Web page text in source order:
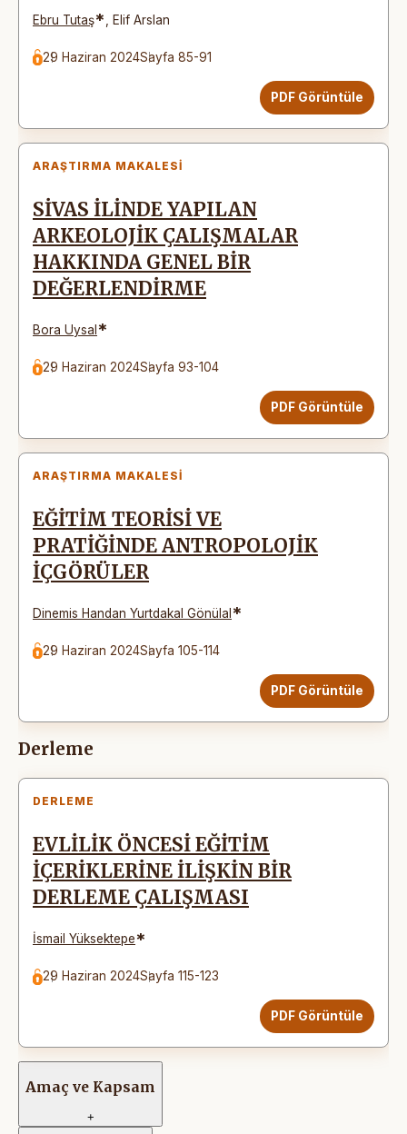
Ebru Tutaş* Elif Arslan
29 Haziran 2024Sayfa 85-91
PDF Görüntüle
ARAŞTIRMA MAKALESI
SİVAS İLİNDE YAPILAN
ARKEOLOJİK ÇALIŞMALAR
HAKKINDA GENEL BİR
DEĞERLENDİRME
Bora Uysal *
29 Haziran 2024Sayfa 93-104
PDF Görüntüle
ARAŞTIRMA MAKALESI
EĞİTİM TEORİSİ VE
PRATİĞİNDE ANTROPOLOJİK
İÇGÖRÜLER
Dinemis Handan Yurtdakal Gönülal *
29 Haziran 2024Sayfa 105-114
PDF Görüntüle
Derleme
DERLEME
EVLİLİK ÖNCESİ EĞİTİM
İÇERİKLERİNE İLİŞKİN BİR
DERLEME ÇALIŞMASI
İsmail Yüksektepe*
29 Haziran 2024Sayfa 115-123
PDF Görüntüle
Amaç ve Kapsam
+